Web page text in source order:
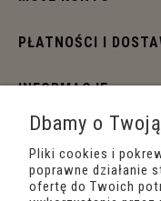
PŁATNOŚCI I
INFORMACJE
O NAS
Dbamy o
Pliki cookies i
poprawne działanie
ofertę do Twoich